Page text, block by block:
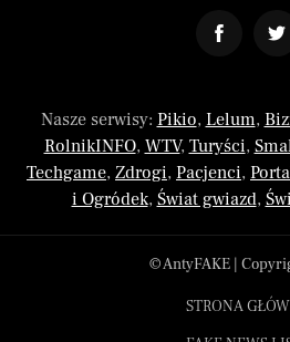
Nasze serwisy: Pikio, Lelum,
RolnikINFO, WTV, Turyści,
Techgame, Zdrogi, Pacjenci,
i Ogródek, Świat gwiazd,
© AntyFAKE |
STRONA